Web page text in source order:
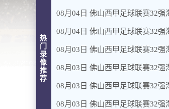
热
门
录
像
推
荐
08月04日 佛山西甲足球联赛32
08月04日 佛山西甲足球联赛32强
08月03日 佛山西甲足球联赛32
08月03日 佛山西甲足球联赛32
08月03日 佛山西甲足球联赛32
08月03日 佛山西甲足球联赛32